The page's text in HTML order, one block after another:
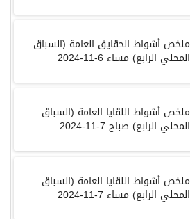
ملخص أشواط الحقايق العامة (السباق
المحلي الرابع) مساء 6-11-2024
ملخص أشواط اللقايا العامة (السباق
المحلي الرابع) صباح 7-11-2024
ملخص أشواط اللقايا العامة (السباق
المحلي الرابع) مساء 7-11-2024